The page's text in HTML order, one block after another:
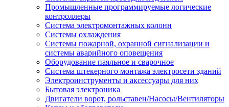
Промышленные программируемые логические
контроллеры
Система электромонтажных колонн
Системы охлаждения
Системы пожарной, охранной сигнализации и
системы аварийного оповещения
Оборудование паяльное и сварочное
Система штекерного монтажа электросети зданий
Электроинструменты и аксессуары для них
Бытовая электроника
Двигатели ворот, рольставен/Насосы/Вентиляторы